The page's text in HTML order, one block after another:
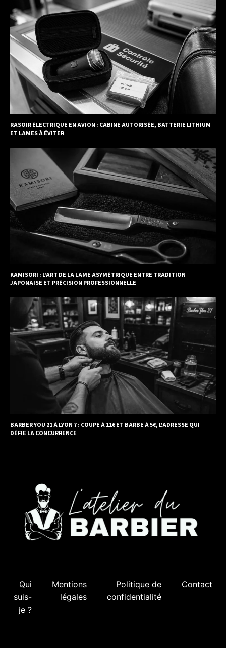
RASOIR ÉLECTRIQUE EN AVION : CABINE AUTORISÉE, BATTERIE LITHIUM
ET LAMES À ÉVITER
KAMISORI : L'ART DE LA LAME ASYMÉTRIQUE ENTRE TRADITION
JAPONAISE ET PRÉCISION PROFESSIONNELLE
BARBER YOU 21 À LYON 7 : COUPE À 11€ ET BARBE À 5€, L'ADRESSE QUI
DÉFIE LA CONCURRENCE
Qui
suis-
je ?
Mentions
légales
Politique de
confidentialité
Contact